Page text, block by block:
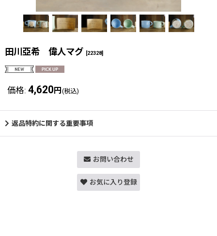
田川亞希 偉人マグ [22328]
価格: 4,620 円 (税込)
返品特約に関する重要事項
お問い合わせ
お気に入り登録